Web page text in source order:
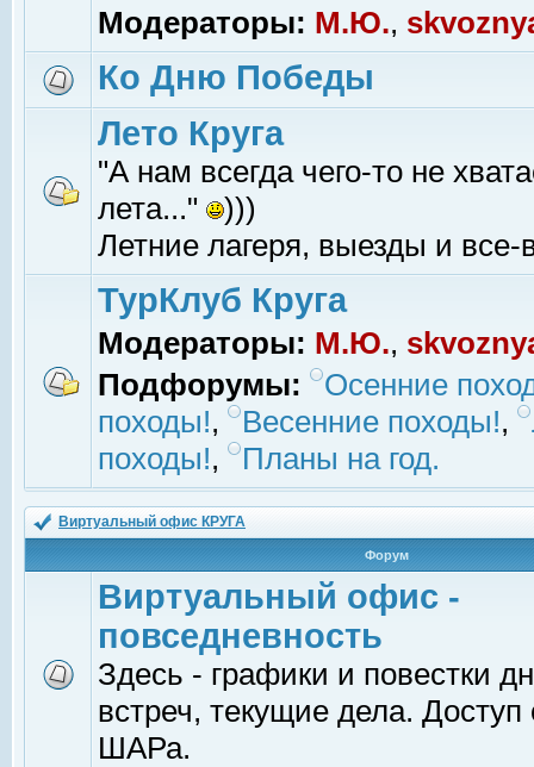
Модераторы: М.Ю.,
Ко Дню Победы
Лето Круга
"А нам всегда чего-то не
лета..."
)))
Летние лагеря, выезды и все-
ТурКлуб Круга
Модераторы: М.Ю.,
Подфорумы:
Осенние
походы!, Весенние походы!,
походы!, Планы на год.
Виртуальный офис КРУГА
Форум
Виртуальный офис -
повседневность
Здесь - графики и повестки
встреч, текущие дела.
ШАРа.